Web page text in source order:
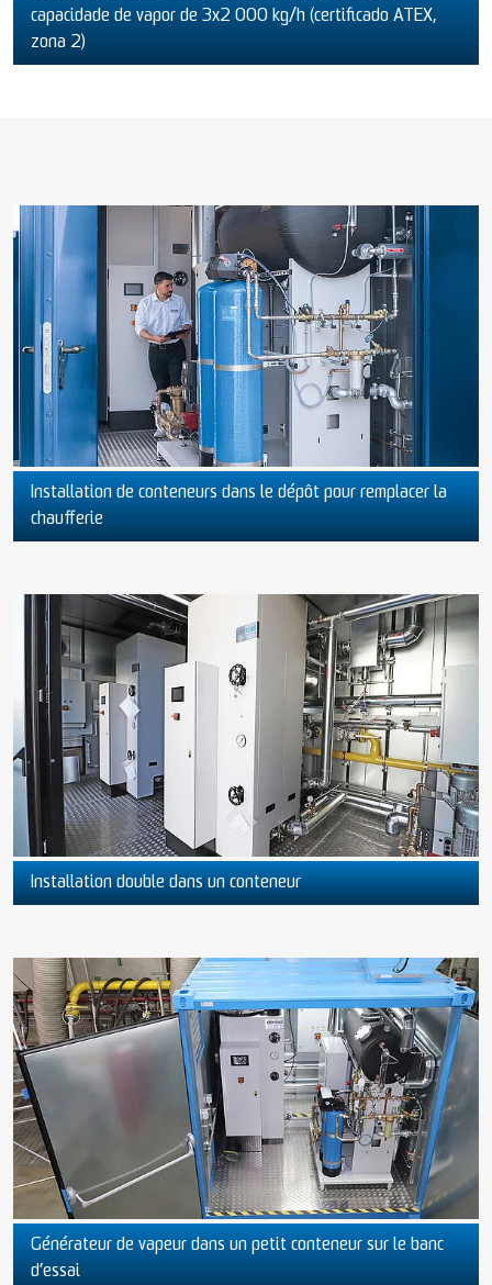
capacidade de vapor de 3x2 000 kg/h (certificado ATEX,
zona 2)
Installation de conteneurs dans le dépôt pour remplacer la
chaufferie
Installation double dans un conteneur
Générateur de vapeur dans un petit conteneur sur le banc
d’essai